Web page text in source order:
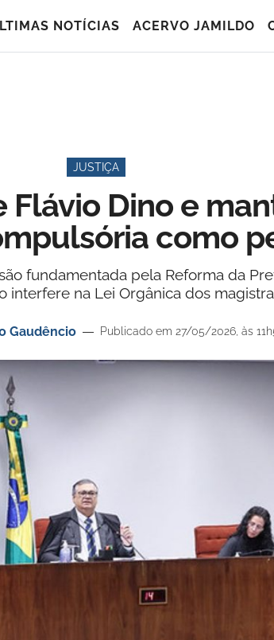
NOTÍCIAS ACERVO JAMILDO
JUSTIÇA
Flávio Dino e
como
fundamentada pela Reforma da
interfere na Lei Orgânica dos
Gaudêncio Publicado em 27/05/2026, às